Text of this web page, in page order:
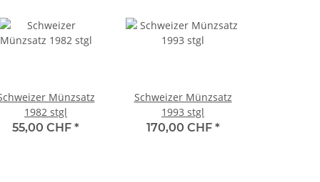
Münzsatz
1982 stgl
55,00 CHF *
Schweizer Münzsatz
1993 stgl
170,00 CHF *